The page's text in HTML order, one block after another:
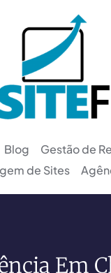
Blog
Gestão de
de Sites
Em